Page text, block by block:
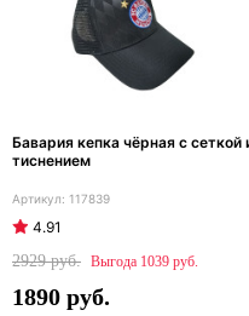
Бавария кепка чёрная с сеткой
тиснением
117839
4.91
2929
1039
1890